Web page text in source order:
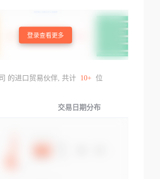
登录查看更多
的进口贸易伙伴, 共计 10+ 位
交易日期分布